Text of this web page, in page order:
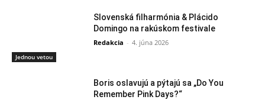
Jednou vetou
Slovenská filharmónia & Plácido
Domingo na rakúskom festivale
Redakcia - 4. júna 2026
Boris oslavujú a pýtajú sa „Do You
Remember Pink Days?“